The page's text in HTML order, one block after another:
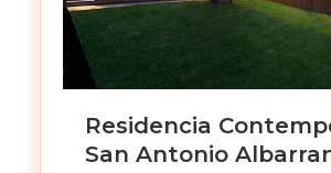
Residencia
San Antonio